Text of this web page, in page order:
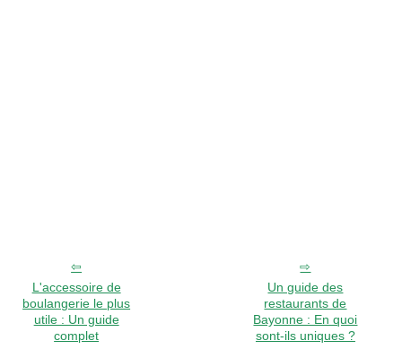
L'accessoire de
boulangerie le plus
utile : Un guide
complet
Un guide des
restaurants de
Bayonne : En quoi
sont-ils uniques ?